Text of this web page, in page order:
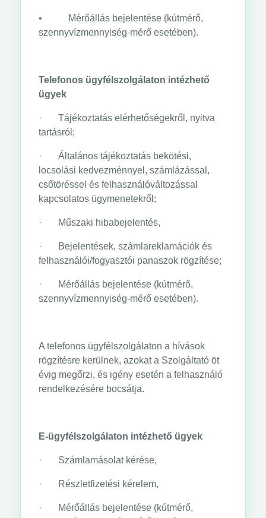
• Mérőállás bejelentése (kútmérő,
szennyvízmennyiség-mérő esetében).
Telefonos ügyfélszolgálaton intézhető
ügyek
· Tájékoztatás elérhetőségekről, nyitva
tartásról;
· Általános tájékoztatás bekötési,
locsolási kedvezménnyel, számlázással,
csőtöréssel és felhasználóváltozással
kapcsolatos ügymenetekről;
· Műszaki hibabejelentés,
· Bejelentések, számlareklamációk és
felhasználói/fogyasztói panaszok rögzítése;
· Mérőállás bejelentése (kútmérő,
szennyvízmennyiség-mérő esetében).
A telefonos ügyfélszolgálaton a hívások
rögzítésre kerülnek, azokat a Szolgáltató öt
évig megőrzi, és igény esetén a felhasználó
rendelkezésére bocsátja.
E-ügyfélszolgálaton intézhető ügyek
· Számlamásolat kérése,
· Részletfizetési kérelem,
· Mérőállás bejelentése (kútmérő,